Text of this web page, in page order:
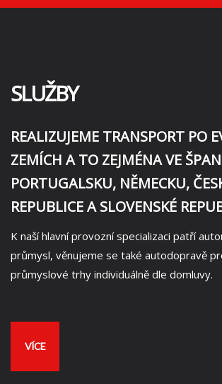
SLUŽBY
REALIZUJEME TRANSPORT PO
ZEMÍCH A TO ZEJMÉNA VE
PORTUGALSKU, NĚMECKU,
REPUBLICE A SLOVENSKÉ
K naší hlavní provozní specializaci patří
průmysl, věnujeme se také autodopravě
průmyslové trhy individuálně dle domluvy.
VÍCE